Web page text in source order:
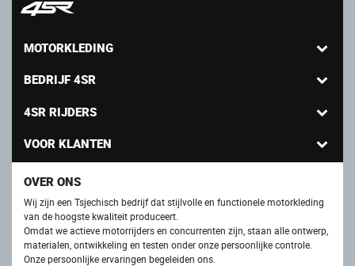
MOTORKLEDING
BEDRIJF 4SR
4SR RIJDERS
VOOR KLANTEN
OVER ONS
Wij zijn een Tsjechisch bedrijf dat stijlvolle en functionele motorkleding
van de hoogste kwaliteit produceert.
Omdat we actieve motorrijders en concurrenten zijn, staan ​​alle ontwerp,
materialen, ontwikkeling en testen onder onze persoonlijke controle.
Onze persoonlijke ervaringen begeleiden ons.